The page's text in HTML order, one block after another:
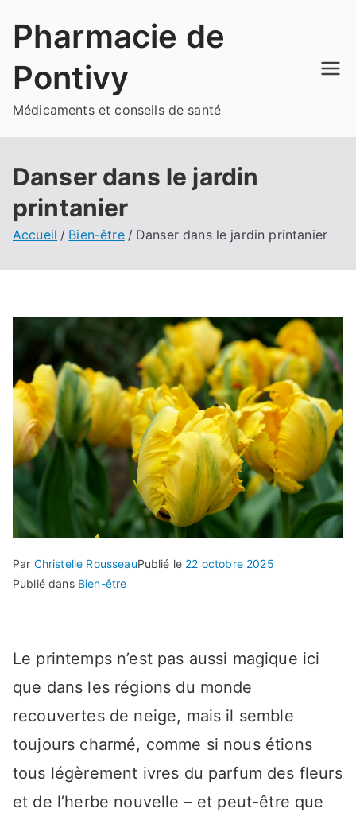
Pharmacie de
Pontivy
Médicaments et conseils de santé
Danser dans le jardin
printanier
Accueil Bien-être Danser dans le jardin printanier
Par Christelle RousseauPublié le 22 octobre 2025
Publié dans Bien-être
Le printemps n’est pas aussi magique ici
que dans les régions du monde
recouvertes de neige, mais il semble
toujours charmé, comme si nous étions
tous légèrement ivres du parfum des fleurs
et de l’herbe nouvelle – et peut-être que